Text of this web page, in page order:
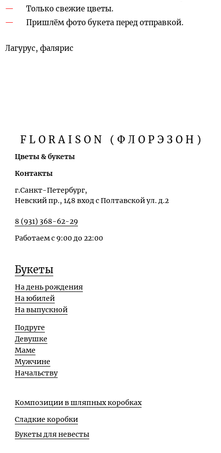
Только свежие цветы.
Пришлём фото букета перед отправкой.
Лагурус, фалярис
FLORAISON (ФЛОРЭЗОН)
Цветы & букеты
Контакты
г.Санкт-Петербург,
Невский пр., 148 вход с Полтавской ул. д.2
8 (931) 368-62-29
Работаем с 9:00 до 22:00
Букеты
На день рождения
На юбилей
На выпускной
Подруге
Девушке
Маме
Мужчине
Начальству
Композиции в шляпных коробках
Сладкие коробки
Букеты для невесты